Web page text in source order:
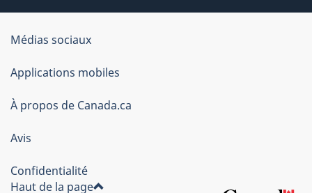
À
propos
de
ce
site
Médias sociaux
Applications mobiles
À propos de Canada.ca
Avis
Confidentialité
Haut de la page